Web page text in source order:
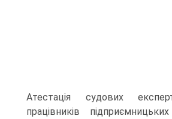
Атестацiя судових
працiвникiв